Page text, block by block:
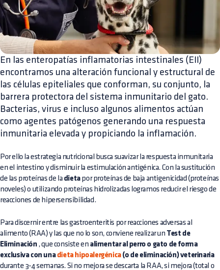
En las enteropatías inflamatorias intestinales (EII)
encontramos una alteración funcional y estructural de
las células epiteliales que conforman, su conjunto, la
barrera protectora del sistema inmunitario del gato.
Bacterias, virus e incluso algunos alimentos actúan
como agentes patógenos generando una respuesta
inmunitaria elevada y propiciando la inflamación.
Por ello la estrategia nutricional busca suavizar la respuesta inmunitaria
en el intestino y disminuir la estimulación antigénica. Con la sustitución
de las proteínas de la dietapor proteínas de baja antigenicidad (proteínas
noveles) o utilizando proteínas hidrolizadas logramos reducir el riesgo de
reacciones de hipersensibilidad.
Para discernir entre las gastroenteritis por reacciones adversas al
alimento (RAA) y las que no lo son, conviene realizar un Test de
Eliminación , que consiste en alimentar al perro o gato de forma
exclusiva con unadieta hipoalergénica(o de eliminación) veterinaria
durante 3-4 semanas. Si no mejora se descarta la RAA, si mejora (total o